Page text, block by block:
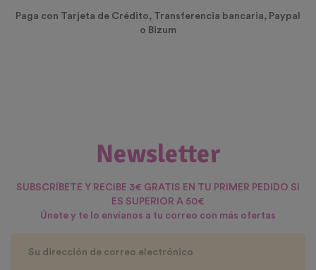
Paga con Tarjeta de Crédito, Transferencia bancaria, Paypal
o Bizum
Newsletter
SUBSCRÍBETE Y RECIBE 3€ GRATIS EN TU PRIMER PEDIDO SI
ES SUPERIOR A 50€
Únete y te lo envíanos a tu correo con más ofertas